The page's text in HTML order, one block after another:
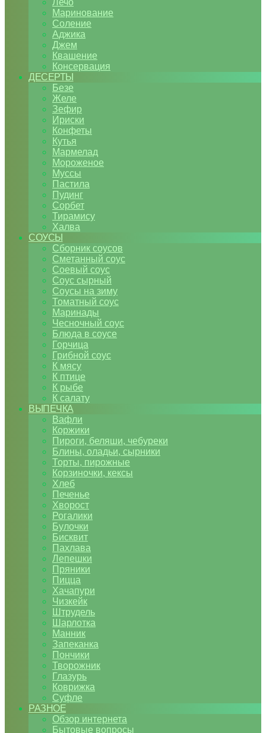
Лечо
Маринование
Соление
Аджика
Джем
Квашение
Консервация
ДЕСЕРТЫ
Безе
Желе
Зефир
Ириски
Конфеты
Кутья
Мармелад
Мороженое
Муссы
Пастила
Пудинг
Сорбет
Тирамису
Халва
СОУСЫ
Сборник соусов
Сметанный соус
Соевый соус
Соус сырный
Соусы на зиму
Томатный соус
Маринады
Чесночный соус
Блюда в соусе
Горчица
Грибной соус
К мясу
К птице
К рыбе
К салату
ВЫПЕЧКА
Вафли
Коржики
Пироги, беляши, чебуреки
Блины, оладьи, сырники
Торты, пирожные
Корзиночки, кексы
Хлеб
Печенье
Хворост
Рогалики
Булочки
Бисквит
Пахлава
Лепешки
Пряники
Пицца
Хачапури
Чизкейк
Штрудель
Шарлотка
Манник
Запеканка
Пончики
Творожник
Глазурь
Коврижка
Суфле
РАЗНОЕ
Обзор интернета
Бытовые вопросы